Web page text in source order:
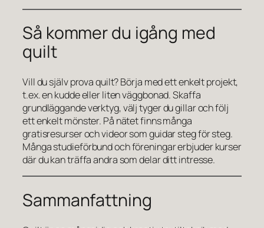
Så kommer du igång med
quilt
Vill du själv prova quilt? Börja med ett enkelt projekt,
t.ex. en kudde eller liten väggbonad. Skaffa
grundläggande verktyg, välj tyger du gillar och följ
ett enkelt mönster. På nätet finns många
gratisresurser och videor som guidar steg för steg.
Många studieförbund och föreningar erbjuder kurser
där du kan träffa andra som delar ditt intresse.
Sammanfattning